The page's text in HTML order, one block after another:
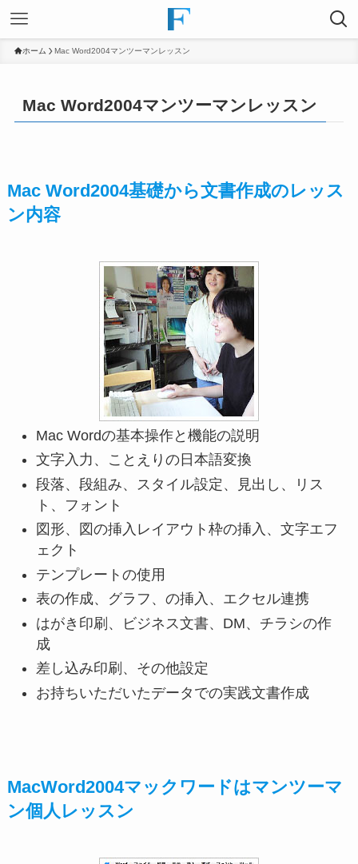
ホーム Mac Word2004マンツーマンレッスン
Mac Word2004マンツーマンレッスン
Mac Word2004基礎から文書作成のレッス
ン内容
Mac Wordの基本操作と機能の説明
文字入力、ことえりの日本語変換
段落、段組み、スタイル設定、見出し、リス
ト、フォント
図形、図の挿入レイアウト枠の挿入、文字エフ
ェクト
テンプレートの使用
表の作成、グラフ、の挿入、エクセル連携
はがき印刷、ビジネス文書、DM、チラシの作
成
差し込み印刷、その他設定
お持ちいただいたデータでの実践文書作成
MacWord2004マックワードはマンツーマ
ン個人レッスン